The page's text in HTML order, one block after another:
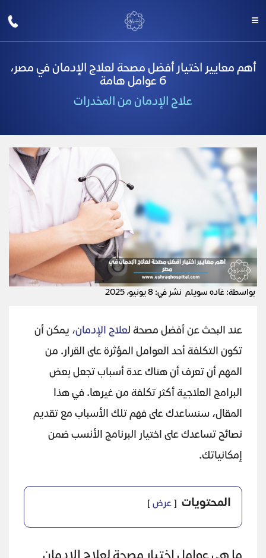
أهم معايير اختيار أفضل مصحة لعلاج الإدمان في مصر،
6 عوامل هامة
علاج الإدمان من المخدرات
بواسطة: غاده سويلم نشر في: 8 يونيو، 2025
عند البحث عن أفضل مصحة لعلاج الإدمان، يمكن أن
تكون التكلفة أحد العوامل المؤثرة على القرار. من
المهم أن تعرف أن هناك عدة أسباب تجعل بعض
البرامج العلاجية أكثر تكلفة من غيرها. في هذا
المقال، سنساعدك على فهم تلك الأسباب مع تقديم
نصائح تساعدك على اختيار البرنامج الأنسب ضمن
إمكانياتك.
المحتويات عرض